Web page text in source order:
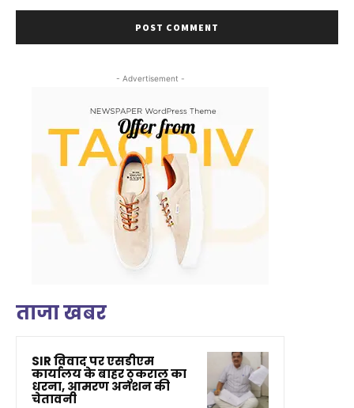
- Advertisement -
ताजा खबर
SIR विवाद पर एसडीएम
कार्यालय के बाहर ठुकराल का
धरना, आमरण अनशन की
चेतावनी